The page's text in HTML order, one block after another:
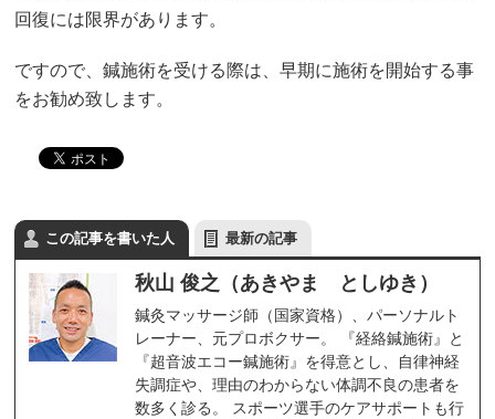
回復には限界があります。
ですので、鍼施術を受ける際は、早期に施術を開始する事
をお勧め致します。
この記事を書いた人 最新の記事
秋山 俊之（あきやま としゆき）
鍼灸マッサージ師（国家資格）、パーソナルト
レーナー、元プロボクサー。 『経絡鍼施術』と
『超音波エコー鍼施術』を得意とし、自律神経
失調症や、理由のわからない体調不良の患者を
数多く診る。 スポーツ選手のケアサポートも行